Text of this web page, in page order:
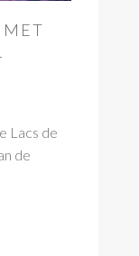
Lacs de
de